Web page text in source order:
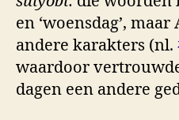
en ‘woensdag’,
andere karakters (nl.
waardoor
dagen een andere